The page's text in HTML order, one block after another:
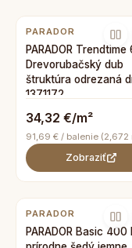
PARADOR
PARADOR Trendtime
Drevorubačský dub
štruktúra odrezaná
1371172
34,32 €/m²
91,69 € / balenie (2,672
Zobraziť
PARADOR
PARADOR Basic 400